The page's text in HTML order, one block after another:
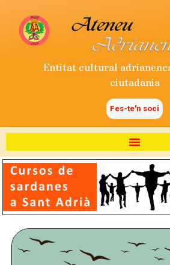
Entitat cultural
ciutadania
Fes-te'n soci